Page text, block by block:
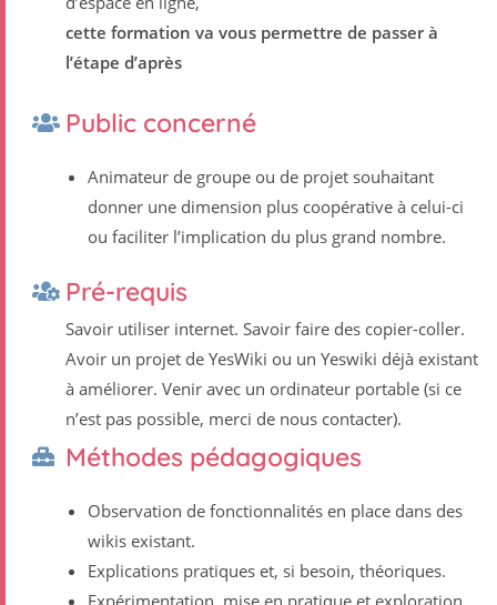
cette formation va vous permettre de passer à
lʼétape dʼaprès
Public concerné
Animateur de groupe ou de projet souhaitant
donner une dimension plus coopérative à celui-ci
ou faciliter lʼimplication du plus grand nombre.
Pré-requis
Savoir utiliser internet. Savoir faire des copier-coller.
Avoir un projet de YesWiki ou un Yeswiki déjà existant
à améliorer. Venir avec un ordinateur portable (si ce
nʼest pas possible, merci de nous contacter).
Méthodes pédagogiques
Observation de fonctionnalités en place dans des
wikis existant.
Explications pratiques et, si besoin, théoriques.
Expérimentation, mise en pratique et exploration